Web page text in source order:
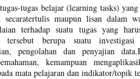
tugas belajar (learning tasks)
secaratertulis maupun lisan dalam
terhadap suatu tugas yang
tersebut berupa suatu
pengolahan dan penyajian
kemampuan
mata pelajaran dan indikator/topik